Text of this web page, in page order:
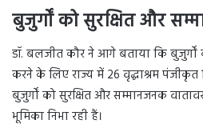
बुजुर्गों को सुरक्षित और
डॉ. बलजीत कौर ने आगे बताया कि बुजुर्गों
करने के लिए राज्य में 26 वृद्धाश्रम
बुजुर्गों को सुरक्षित और सम्मानजनक
भूमिका निभा रही हैं।